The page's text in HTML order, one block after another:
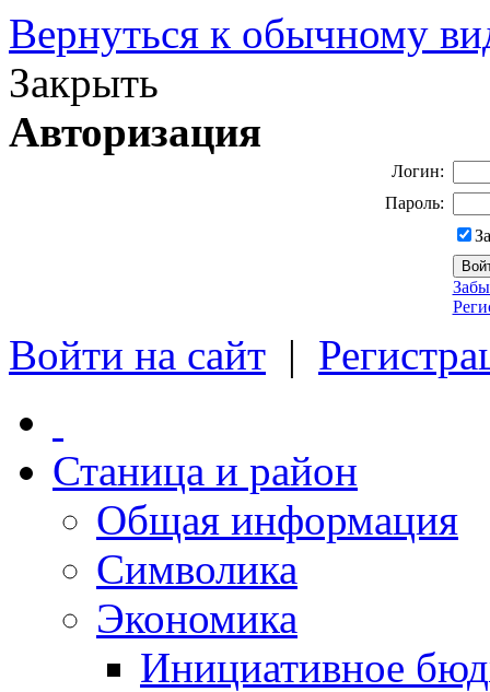
Вернуться к обычному
Закрыть
Авторизация
Логин:
Пароль:
Войти на сайт |
Станица и район
Общая информация
Символика
Экономика
Инициативное